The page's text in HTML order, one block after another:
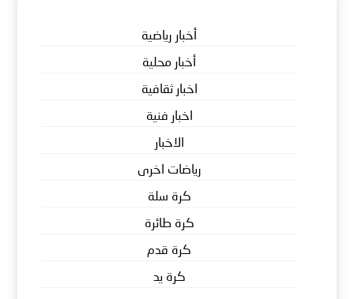
أخبار رياضية
أخبار محلية
اخبار ثقافية
اخبار فنية
الاخبار
رياضات اخرى
كرة سلة
كرة طائرة
كرة قدم
كرة يد